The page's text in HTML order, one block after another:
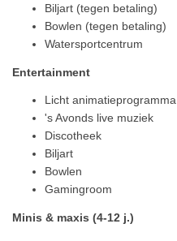
Biljart (tegen betaling)
Bowlen (tegen betaling)
Watersportcentrum
Entertainment
Licht animatieprogramma
's Avonds live muziek
Discotheek
Biljart
Bowlen
Gamingroom
Minis & maxis (4-12 j.)